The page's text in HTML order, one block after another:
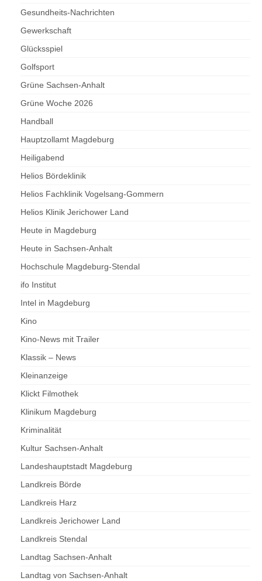
Gesundheits-Nachrichten
Gewerkschaft
Glücksspiel
Golfsport
Grüne Sachsen-Anhalt
Grüne Woche 2026
Handball
Hauptzollamt Magdeburg
Heiligabend
Helios Bördeklinik
Helios Fachklinik Vogelsang-Gommern
Helios Klinik Jerichower Land
Heute in Magdeburg
Heute in Sachsen-Anhalt
Hochschule Magdeburg-Stendal
ifo Institut
Intel in Magdeburg
Kino
Kino-News mit Trailer
Klassik – News
Kleinanzeige
Klickt Filmothek
Klinikum Magdeburg
Kriminalität
Kultur Sachsen-Anhalt
Landeshauptstadt Magdeburg
Landkreis Börde
Landkreis Harz
Landkreis Jerichower Land
Landkreis Stendal
Landtag Sachsen-Anhalt
Landtag von Sachsen-Anhalt